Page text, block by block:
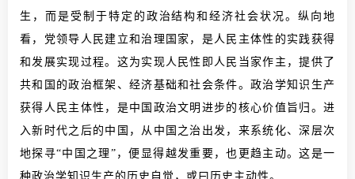
生，而是受制于特定的政治结构和经济社会状况。纵向地
看，党领导人民建立和治理国家，是人民主体性的实践获得
和发展实现过程。这为实现人民性即人民当家作主，提供了
共和国的政治框架、经济基础和社会条件。政治学知识生产
获得人民主体性，是中国政治文明进步的核心价值旨归。进
入新时代之后的中国，从中国之治出发，来系统化、深层次
地探寻“中国之理”，便显得越发重要，也更趋主动。这是一
种政治学知识生产的历史自觉，或曰历史主动性。